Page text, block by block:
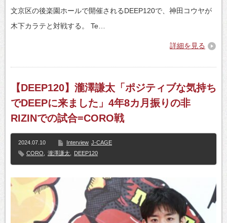
文京区の後楽園ホールで開催されるDEEP120で、神田コウヤが
木下カラテと対戦する。 Te…
詳細を見る
【DEEP120】瀧澤謙太「ポジティブな気持ち
でDEEPに来ました」4年8カ月振りの非
RIZINでの試合=CORO戦
2024.07.10 Interview J-CAGE
CORO
瀧澤謙太 DEEP120